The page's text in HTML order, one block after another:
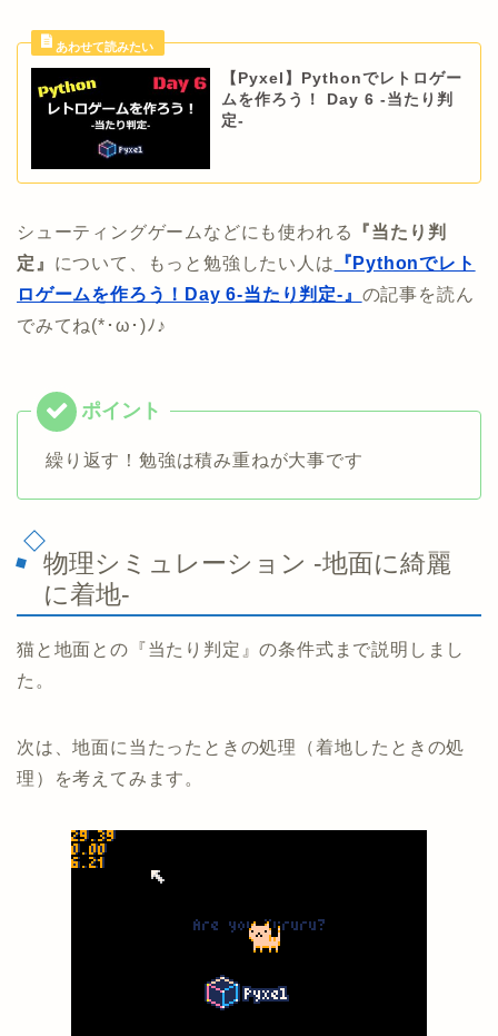
【Pyxel】Pythonでレトロゲー
ムを作ろう！ Day 6 -当たり判
定-
シューティングゲームなどにも使われる
『当たり判
定』 について、もっと勉強したい人は 『Pythonでレト
ロゲームを作ろう！Day 6-当たり判定-』 の記事を読ん
でみてね(*･ω･)ﾉ♪
繰り返す！勉強は積み重ねが大事です
物理シミュレーション -地面に綺麗
に着地-
猫と地面との『当たり判定』の条件式まで説明しまし
た。
次は、地面に当たったときの処理（着地したときの処
理）を考えてみます。